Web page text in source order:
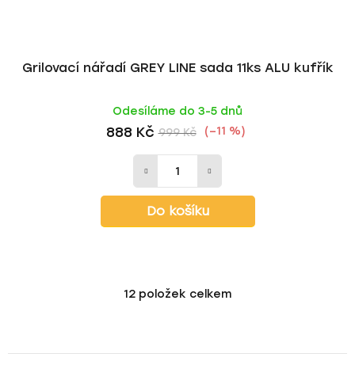
Grilovací nářadí GREY LINE sada 11ks ALU kufřík
Odesíláme do 3-5 dnů
888 Kč 999 Kč (–11 %)
Do košíku
O
á
12 položek celkem